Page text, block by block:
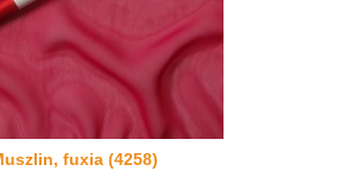
fuxia (4258)